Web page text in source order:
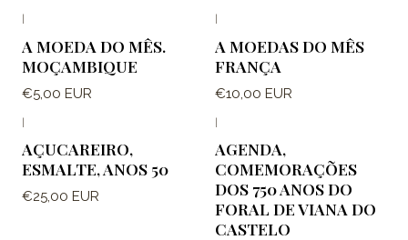
A MOEDA DO MÊS.
MOÇAMBIQUE
€5,00 EUR
A MOEDAS DO MÊS
FRANÇA
€10,00 EUR
|
AÇUCAREIRO,
ESMALTE, ANOS 50
€25,00 EUR
|
AGENDA,
COMEMORAÇÕES
DOS 750 ANOS DO
FORAL DE VIANA DO
CASTELO